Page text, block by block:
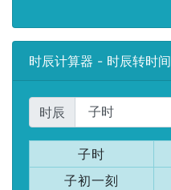
时辰计算器 - 时辰转时间
时辰
子时
子初一刻